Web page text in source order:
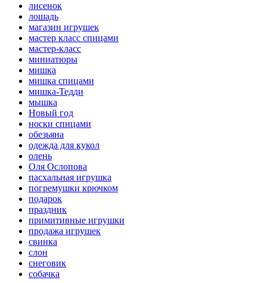
лисенок
лошадь
магазин игрушек
мастер класс спицами
мастер-класс
миниатюры
мишка
мишка спицами
мишка-Тедди
мышка
Новый год
носки спицами
обезьяна
одежда для кукол
олень
Оля Ослопова
пасхальная игрушка
погремушки крючком
подарок
праздник
примитивные игрушки
продажа игрушек
свинка
слон
снеговик
собачка